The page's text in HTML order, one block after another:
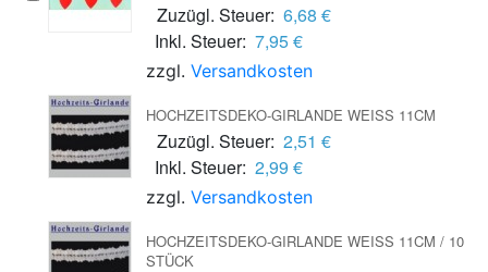
Zuzügl. Steuer: 6,68 €
Inkl. Steuer: 7,95 €
zzgl. Versandkosten
HOCHZEITSDEKO-GIRLANDE WEISS 11CM
Zuzügl. Steuer: 2,51 €
Inkl. Steuer: 2,99 €
zzgl. Versandkosten
HOCHZEITSDEKO-GIRLANDE WEISS 11CM / 10 S
TÜCK